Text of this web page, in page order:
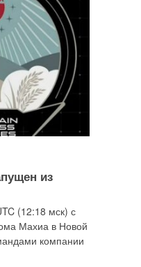
из
(12:18 мск) с
Махиа в Новой
компании